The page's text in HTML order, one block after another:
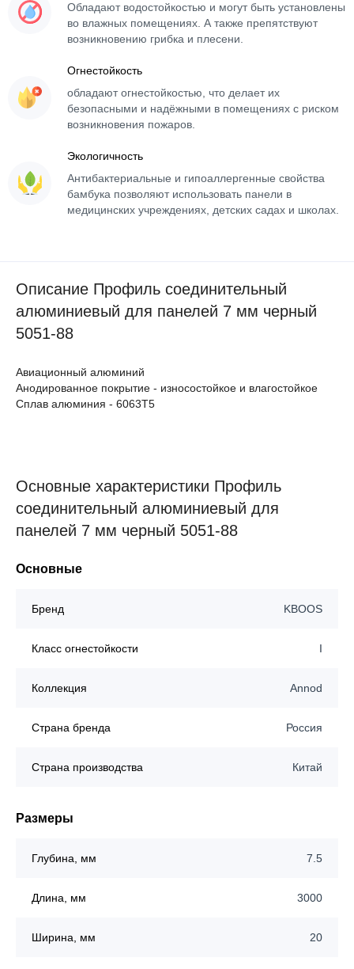
Обладают водостойкостью и могут быть установлены
во влажных помещениях. А также препятствуют
возникновению грибка и плесени.
Огнестойкость
обладают огнестойкостью, что делает их
безопасными и надёжными в помещениях с риском
возникновения пожаров.
Экологичность
Антибактериальные и гипоаллергенные свойства
бамбука позволяют использовать панели в
медицинских учреждениях, детских садах и школах.
Описание Профиль соединительный
алюминиевый для панелей 7 мм черный
5051-88
Авиационный алюминий
Анодированное покрытие - износостойкое и влагостойкое
Сплав алюминия - 6063Т5
Основные характеристики Профиль
соединительный алюминиевый для
панелей 7 мм черный 5051-88
Основные
Бренд KBOOS
Класс огнестойкости I
Коллекция Annod
Страна бренда Россия
Страна производства Китай
Размеры
Глубина, мм 7.5
Длина, мм 3000
Ширина, мм 20